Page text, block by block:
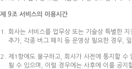
제 9조 서비스의 이용시간
회사는 서비스를 업무상 또는 기술상 특별한
추가, 각종 버그 패치 등 운영상 필요한 경우,
제1항에도 불구하고, 회사가 사전에 통지할
될 수 있으며, 이럴 경우에는 사후에 이를 공지